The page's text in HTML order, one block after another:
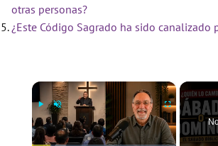
otras personas?
¿Este Código Sagrado ha sido canalizado
×